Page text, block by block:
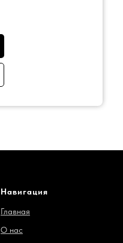
Навигация
Главная
О нас